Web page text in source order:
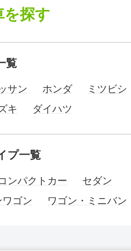
を探す
覧
サン ホンダ
ミツビシ
キ ダイハツ
プ一覧
ンパクトカー
セダン
ワゴン
ワゴン・ミニバン